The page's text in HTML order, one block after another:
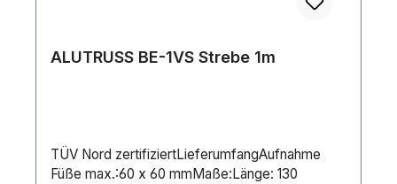
ALUTRUSS BE-1VS Strebe 1m
TÜV Nord zertifiziertLieferumfangAufnahme
Füße max.:60 x 60 mmMaße:Länge: 130